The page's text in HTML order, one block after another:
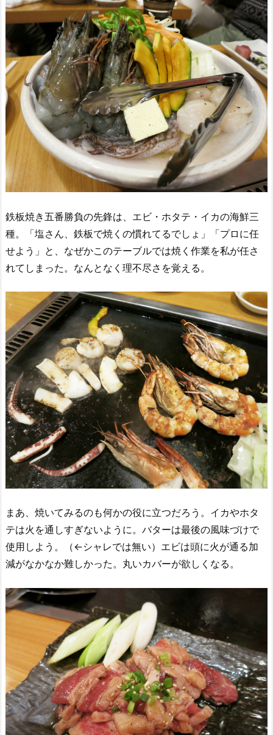
鉄板焼き五番勝負の先鋒は、エビ・ホタテ・イカの海鮮三
種。「塩さん、鉄板で焼くの慣れてるでしょ」「プロに任
せよう」と、なぜかこのテーブルでは焼く作業を私が任さ
れてしまった。なんとなく理不尽さを覚える。
まあ、焼いてみるのも何かの役に立つだろう。イカやホタ
テは火を通しすぎないように。バターは最後の風味づけで
使用しよう。（←シャレでは無い）エビは頭に火が通る加
減がなかなか難しかった。丸いカバーが欲しくなる。